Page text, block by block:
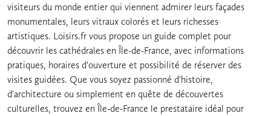
visiteurs du monde entier qui viennent admirer leurs façades
monumentales, leurs vitraux colorés et leurs richesses
artistiques. Loisirs.fr vous propose un guide complet pour
découvrir les cathédrales en Île-de-France, avec informations
pratiques, horaires d'ouverture et possibilité de réserver des
visites guidées. Que vous soyez passionné d'histoire,
d'architecture ou simplement en quête de découvertes
culturelles, trouvez en Île-de-France le prestataire idéal pour